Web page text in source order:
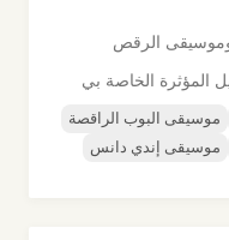
موسيقى الرقص
المؤثرة الخاصة بي
موسيقى البوب الراقصة
موسيقى إندي دانس